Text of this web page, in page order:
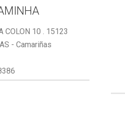
COLON 10 . 15123
- Camariñas